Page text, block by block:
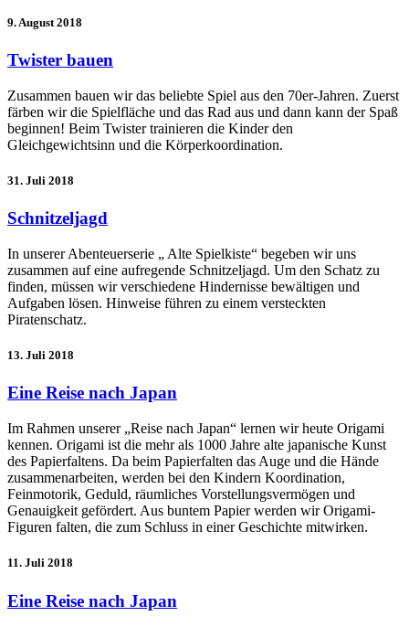
9. August 2018
Twister bauen
Zusammen bauen wir das beliebte Spiel aus den 70er-Jahren. Zuerst
färben wir die Spielfläche und das Rad aus und dann kann der Spaß
beginnen! Beim Twister trainieren die Kinder den
Gleichgewichtsinn und die Körperkoordination.
31. Juli 2018
Schnitzeljagd
In unserer Abenteuerserie „ Alte Spielkiste“ begeben wir uns
zusammen auf eine aufregende Schnitzeljagd. Um den Schatz zu
finden, müssen wir verschiedene Hindernisse bewältigen und
Aufgaben lösen. Hinweise führen zu einem versteckten
Piratenschatz.
13. Juli 2018
Eine Reise nach Japan
Im Rahmen unserer „Reise nach Japan“ lernen wir heute Origami
kennen. Origami ist die mehr als 1000 Jahre alte japanische Kunst
des Papierfaltens. Da beim Papierfalten das Auge und die Hände
zusammenarbeiten, werden bei den Kindern Koordination,
Feinmotorik, Geduld, räumliches Vorstellungsvermögen und
Genauigkeit gefördert. Aus buntem Papier werden wir Origami-
Figuren falten, die zum Schluss in einer Geschichte mitwirken.
11. Juli 2018
Eine Reise nach Japan